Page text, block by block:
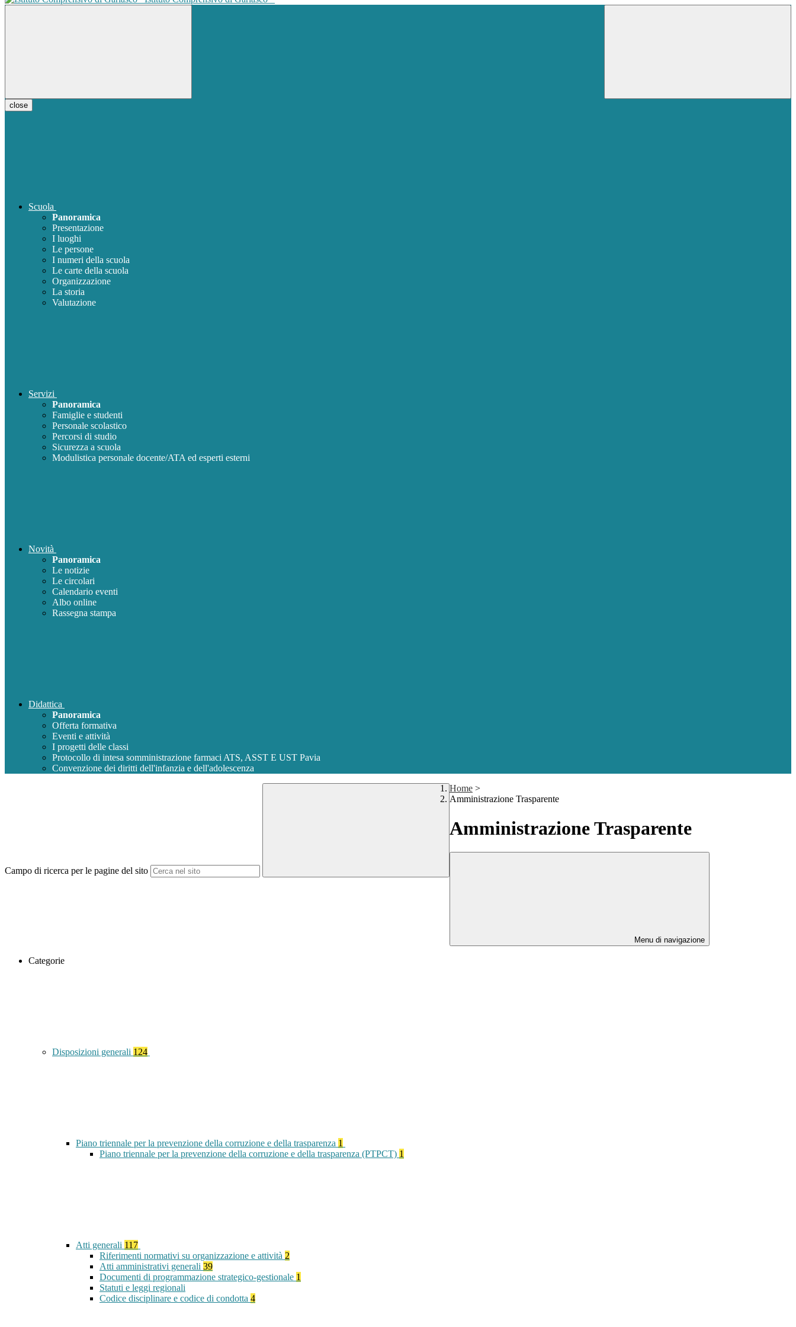
close
Scuola
Panoramica
Presentazione
I luoghi
Le persone
I numeri della scuola
Le carte della scuola
Organizzazione
La storia
Valutazione
Servizi
Panoramica
Famiglie e studenti
Personale scolastico
Percorsi di studio
Sicurezza a scuola
Modulistica personale docente/ATA ed esperti esterni
Novità
Panoramica
Le notizie
Le circolari
Calendario eventi
Albo online
Rassegna stampa
Didattica
Panoramica
Offerta formativa
Eventi e attività
I progetti delle classi
Protocollo di intesa somministrazione farmaci ATS, ASST E UST Pavia
Convenzione dei diritti dell'infanzia e dell'adolescenza
Campo di ricerca per le pagine del sito
Home >
Amministrazione Trasparente
Amministrazione Trasparente
Menu di navigazione
Categorie
Disposizioni generali 124
Piano triennale per la prevenzione della corruzione e della trasparenza 1
Piano triennale per la prevenzione della corruzione e della trasparenza (PTPCT) 1
Atti generali 117
Riferimenti normativi su organizzazione e attività 2
Atti amministrativi generali 39
Documenti di programmazione strategico-gestionale 1
Statuti e leggi regionali
Codice disciplinare e codice di condotta 4